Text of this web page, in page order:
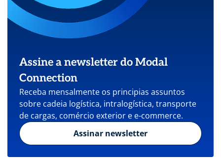
Assine a newsletter do Modal
Connection
Receba mensalmente os principias assuntos
sobre cadeia logística, intralogística, transporte
de cargas, comércio exterior e e-commerce.
Assinar newsletter